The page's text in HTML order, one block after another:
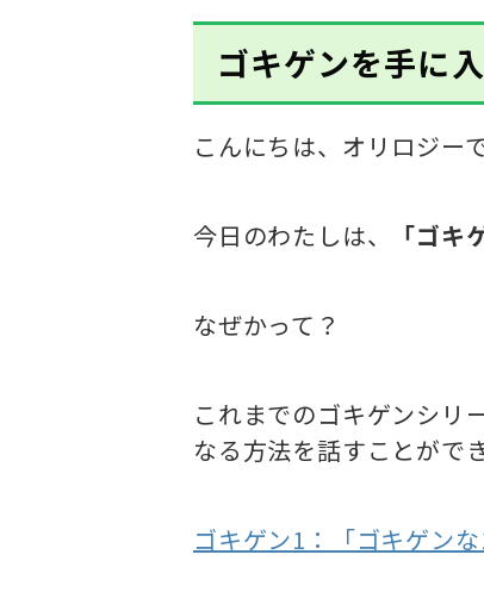
ゴキゲンを手に
こんにちは、オリロジーで
今日のわたしは、 「ゴキ
なぜかって？
これまでのゴキゲンシリ
なる方法を話すことがで
ゴキゲン1：「ゴキゲン